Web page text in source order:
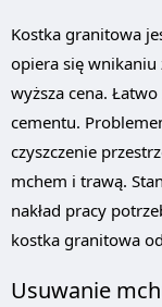
Kostka granitowa
opiera się wnikaniu
wyższa cena.
cementu.
czyszczenie
mchem i trawą.
nakład pracy
kostka granitowa
Usuwanie